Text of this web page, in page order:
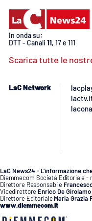
Buona Sanità
LA
CALABRIAVISIONE
Destinazioni
LAC
NETWORK
In onda su:
DTT - Canali 11, 17 e 111
Scarica tutte le
LaC Network
LaC News24 - L’informazione
Diemmecom Società Editoriale -
Direttore Responsabile
Vicedirettore Enrico De Girolamo
Direttore Editoriale Maria Grazia
www.diemmecom.it